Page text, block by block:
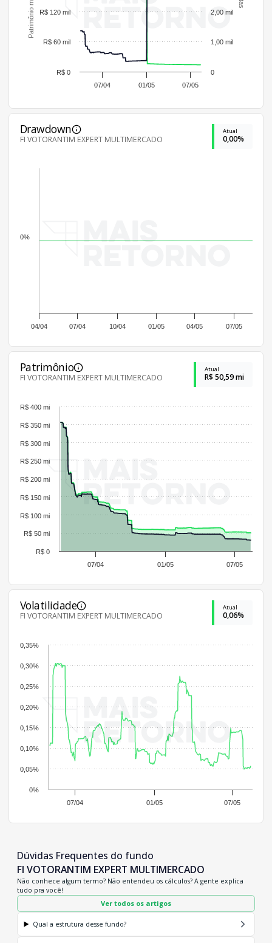
07/04 01/05 07/05
0
1,00 mil
2,00 mil
R$ 0
R$ 60 mil
R$ 120 mil
Drawdown
FI VOTORANTIM EXPERT MULTIMERCADO
Atual
0,00%
04/04 07/04 10/04 01/05 04/05 07/05
0%
Patrimônio
FI VOTORANTIM EXPERT MULTIMERCADO
Atual
R$ 50,59 mi
07/04 01/05 07/05
R$ 0
R$ 50 mi
R$ 100 mi
R$ 150 mi
R$ 200 mi
R$ 250 mi
R$ 300 mi
R$ 350 mi
R$ 400 mi
Volatilidade
FI VOTORANTIM EXPERT MULTIMERCADO
Atual
0,06%
07/04 01/05 07/05
0%
0,05%
0,10%
0,15%
0,20%
0,25%
0,30%
0,35%
Dúvidas Frequentes do fundo
FI VOTORANTIM EXPERT MULTIMERCADO
Não conhece algum termo? Não entendeu os cálculos? A gente explica
tudo pra você!
Ver todos os artigos
Qual a estrutura desse fundo?